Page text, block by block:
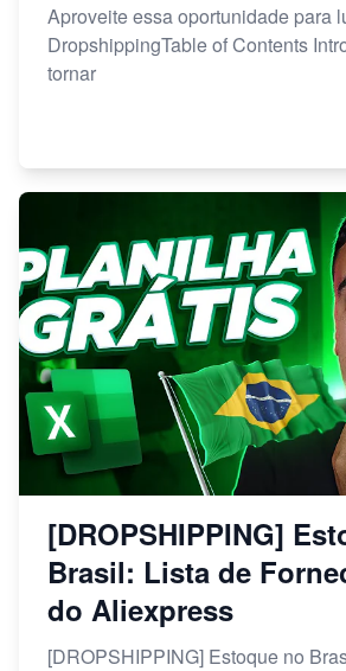
Aproveite essa oportunidade para
DropshippingTable of Contents
tornar
[DROPSHIPPING]
Brasil: Lista de
do Aliexpress
[DROPSHIPPING] Estoque no